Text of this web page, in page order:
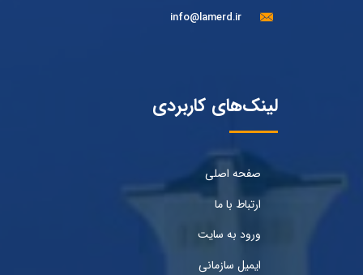
info@lamerd.ir
لینک‌های کاربردی
صفحه اصلی
ارتباط با ما
ورود به سایت
ایمیل سازمانی